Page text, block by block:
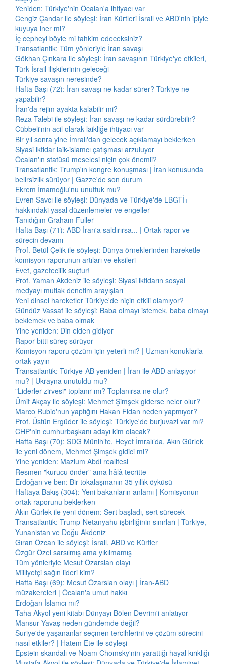
Yeniden: Türkiye'nin Öcalan'a ihtiyacı var
Cengiz Çandar ile söyleşi: İran Kürtleri İsrail ve ABD'nin ipiyle
kuyuya iner mi?
İç cepheyi böyle mi tahkim edeceksiniz?
Transatlantik: Tüm yönleriyle İran savaşı
Gökhan Çınkara ile söyleşi: İran savaşının Türkiye'ye etkileri,
Türk-İsrail ilişkilerinin geleceği
Türkiye savaşın neresinde?
Hafta Başı (72): İran savaşı ne kadar sürer? Türkiye ne
yapabilir?
İran'da rejim ayakta kalabilir mi?
Reza Talebi ile söyleşi: İran savaşı ne kadar sürdürebilir?
Cübbeli'nin acil olarak laikliğe ihtiyacı var
Bir yıl sonra yine İmralı'dan gelecek açıklamayı beklerken
Siyasi iktidar laik-islamcı çatışması arzuluyor
Öcalan'ın statüsü meselesi niçin çok önemli?
Transatlantik: Trump'ın kongre konuşması | İran konusunda
belirsizlik sürüyor | Gazze'de son durum
Ekrem İmamoğlu'nu unuttuk mu?
Evren Savcı ile söyleşi: Dünyada ve Türkiye'de LBGTİ+
hakkındaki yasal düzenlemeler ve engeller
Tanıdığım Graham Fuller
Hafta Başı (71): ABD İran'a saldırırsa... | Ortak rapor ve
sürecin devamı
Prof. Betül Çelik ile söyleşi: Dünya örneklerinden hareketle
komisyon raporunun artıları ve eksileri
Evet, gazetecilik suçtur!
Prof. Yaman Akdeniz ile söyleşi: Siyasi iktidarın sosyal
medyayı mutlak denetim arayışları
Yeni dinsel hareketler Türkiye'de niçin etkili olamıyor?
Gündüz Vassaf ile söyleşi: Baba olmayı istemek, baba olmayı
beklemek ve baba olmak
Yine yeniden: Din elden gidiyor
Rapor bitti süreç sürüyor
Komisyon raporu çözüm için yeterli mi? | Uzman konuklarla
ortak yayın
Transatlantik: Türkiye-AB yeniden | İran ile ABD anlaşıyor
mu? | Ukrayna unutuldu mu?
"Liderler zirvesi" toplanır mı? Toplanırsa ne olur?
Ümit Akçay ile söyleşi: Mehmet Şimşek giderse neler olur?
Marco Rubio'nun yaptığını Hakan Fidan neden yapmıyor?
Prof. Üstün Ergüder ile söyleşi: Türkiye'de burjuvazi var mı?
CHP'nin cumhurbaşkanı adayı kim olacak?
Hafta Başı (70): SDG Münih’te, Heyet İmralı’da, Akın Gürlek
ile yeni dönem, Mehmet Şimşek gidici mi?
Yine yeniden: Mazlum Abdi realitesi
Resmen "kurucu önder" ama hâlâ tecritte
Erdoğan ve ben: Bir tokalaşmanın 35 yıllık öyküsü
Haftaya Bakış (304): Yeni bakanların anlamı | Komisyonun
ortak raporunu beklerken
Akın Gürlek ile yeni dönem: Sert başladı, sert sürecek
Transatlantik: Trump-Netanyahu işbirliğinin sınırları | Türkiye,
Yunanistan ve Doğu Akdeniz
Gıran Özcan ile söyleşi: İsrail, ABD ve Kürtler
Özgür Özel sarsılmış ama yıkılmamış
Tüm yönleriyle Mesut Özarslan olayı
Milliyetçi sağın lideri kim?
Hafta Başı (69): Mesut Özarslan olayı | İran-ABD
müzakereleri | Öcalan'a umut hakkı
Erdoğan İslamcı mı?
Taha Akyol yeni kitabı Dünyayı Bölen Devrim'i anlatıyor
Mansur Yavaş neden gündemde değil?
Suriye'de yaşananlar seçmen tercihlerini ve çözüm sürecini
nasıl etkiler? | Hatem Ete ile söyleşi
Epstein skandalı ve Noam Chomsky'nin yarattığı hayal kırıklığı